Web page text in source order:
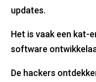
updates.
Het is vaak een kat-
software
De hackers